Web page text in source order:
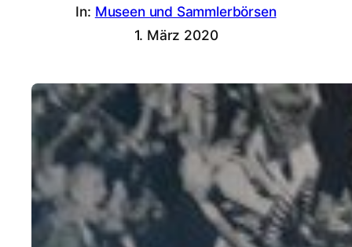
In: Museen und Sammlerbörsen
1. März 2020